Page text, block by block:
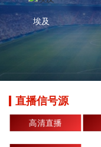
埃及
直播信号源
高清直播